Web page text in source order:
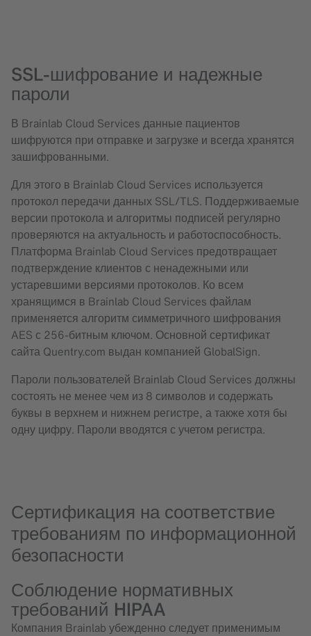
SSL-шифрование и надежные
пароли
В Brainlab Cloud Services данные пациентов
шифруются при отправке и загрузке и всегда хранятся
зашифрованными.
Для этого в Brainlab Cloud Services используется
протокол передачи данных SSL/TLS. Поддерживаемые
версии протокола и алгоритмы подписей регулярно
проверяются на актуальность и работоспособность.
Платформа Brainlab Cloud Services предотвращает
подтверждение клиентов с ненадежными или
устаревшими версиями протоколов. Ко всем
хранящимся в Brainlab Cloud Services файлам
применяется алгоритм симметричного шифрования
AES с 256-битным ключом. Основной сертификат
сайта Quentry.com выдан компанией GlobalSign.
Пароли пользователей Brainlab Cloud Services должны
состоять не менее чем из 8 символов и содержать
буквы в верхнем и нижнем регистре, а также хотя бы
одну цифру. Пароли вводятся с учетом регистра.
Сертификация на соответствие
требованиям по информационной
безопасности
Соблюдение нормативных
требований HIPAA
Компания Brainlab убежденно следует применимым